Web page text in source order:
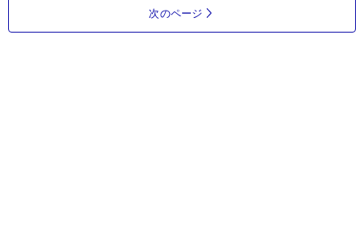
次のページ